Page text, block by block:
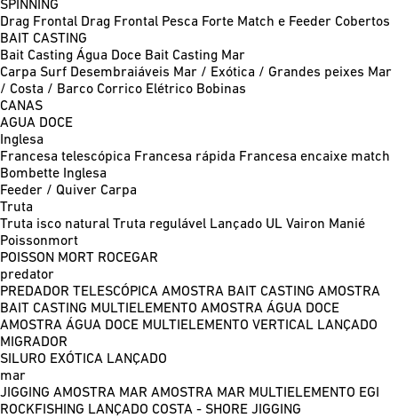
SPINNING
Drag Frontal Drag Frontal Pesca Forte Match e Feeder Cobertos
BAIT CASTING
Bait Casting Água Doce Bait Casting Mar
Carpa Surf Desembraiáveis Mar / Exótica / Grandes peixes Mar
/ Costa / Barco Corrico Elétrico Bobinas
CANAS
AGUA DOCE
Inglesa
Francesa telescópica Francesa rápida Francesa encaixe match
Bombette Inglesa
Feeder / Quiver Carpa
Truta
Truta isco natural Truta regulável Lançado UL Vairon Manié
Poissonmort
POISSON MORT ROCEGAR
predator
PREDADOR TELESCÓPICA AMOSTRA BAIT CASTING AMOSTRA
BAIT CASTING MULTIELEMENTO AMOSTRA ÁGUA DOCE
AMOSTRA ÁGUA DOCE MULTIELEMENTO VERTICAL LANÇADO
MIGRADOR
SILURO EXÓTICA LANÇADO
mar
JIGGING AMOSTRA MAR AMOSTRA MAR MULTIELEMENTO EGI
ROCKFISHING LANÇADO COSTA - SHORE JIGGING